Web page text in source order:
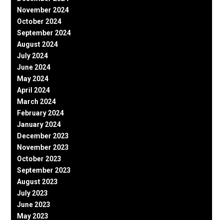
November 2024
October 2024
September 2024
August 2024
July 2024
June 2024
May 2024
April 2024
March 2024
February 2024
January 2024
December 2023
November 2023
October 2023
September 2023
August 2023
July 2023
June 2023
May 2023